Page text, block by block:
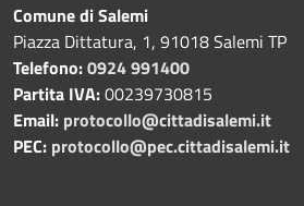
Comune di Salemi
Piazza Dittatura, 1, 91018 Salemi TP
Telefono:0924 991400
Partita IVA:00239730815
Email: protocollo@cittadisalemi.it
PEC: protocollo@pec.cittadisalemi.it